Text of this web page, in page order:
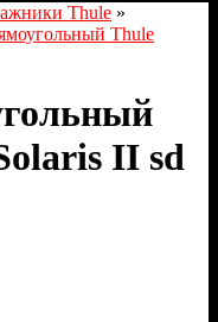
Thule »
Thule
II sd